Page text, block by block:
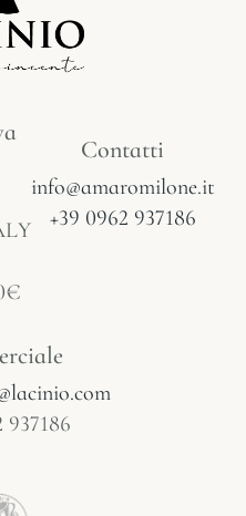
Contatti
info@amaromilone.it
+39 0962 937186
937186